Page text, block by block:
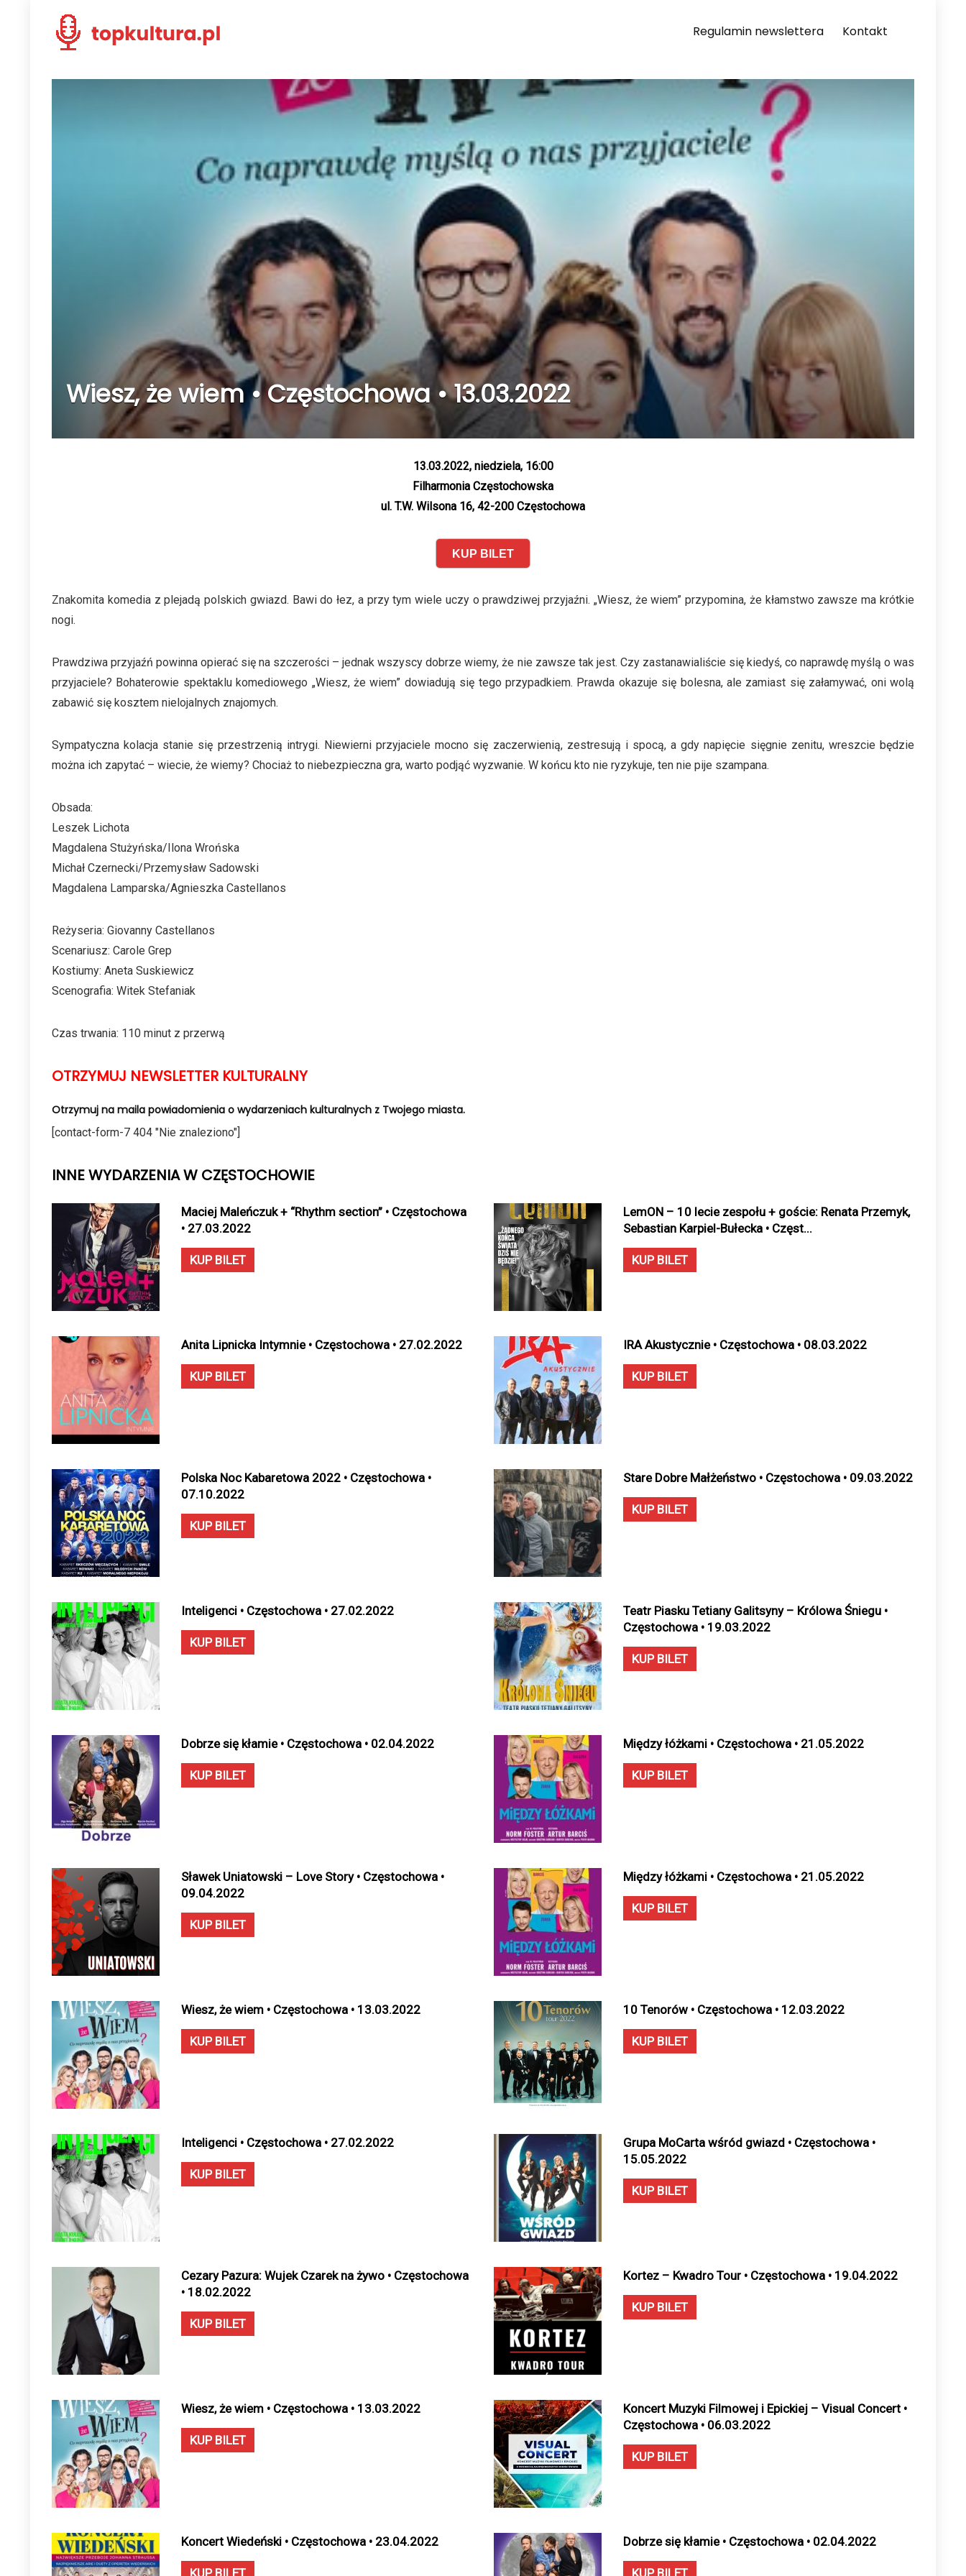
Regulamin newslettera Kontakt
Wiesz, że wiem • Częstochowa • 13.03.2022
13.03.2022, niedziela, 16:00
Filharmonia Częstochowska
ul. T.W. Wilsona 16, 42-200 Częstochowa
KUP BILET
Znakomita komedia z plejadą polskich gwiazd. Bawi do łez, a przy tym wiele uczy o prawdziwej przyjaźni. „Wiesz, że wiem” przypomina, że kłamstwo zawsze ma krótkie
nogi.
Prawdziwa przyjaźń powinna opierać się na szczerości – jednak wszyscy dobrze wiemy, że nie zawsze tak jest. Czy zastanawialiście się kiedyś, co naprawdę myślą o was
przyjaciele? Bohaterowie spektaklu komediowego „Wiesz, że wiem” dowiadują się tego przypadkiem. Prawda okazuje się bolesna, ale zamiast się załamywać, oni wolą
zabawić się kosztem nielojalnych znajomych.
Sympatyczna kolacja stanie się przestrzenią intrygi. Niewierni przyjaciele mocno się zaczerwienią, zestresują i spocą, a gdy napięcie sięgnie zenitu, wreszcie będzie
można ich zapytać – wiecie, że wiemy? Chociaż to niebezpieczna gra, warto podjąć wyzwanie. W końcu kto nie ryzykuje, ten nie pije szampana.
Obsada:
Leszek Lichota
Magdalena Stużyńska/Ilona Wrońska
Michał Czernecki/Przemysław Sadowski
Magdalena Lamparska/Agnieszka Castellanos
Reżyseria: Giovanny Castellanos
Scenariusz: Carole Grep
Kostiumy: Aneta Suskiewicz
Scenografia: Witek Stefaniak
Czas trwania: 110 minut z przerwą
OTRZYMUJ NEWSLETTER KULTURALNY
Otrzymuj na maila powiadomienia o wydarzeniach kulturalnych z Twojego miasta.
[contact-form-7 404 "Nie znaleziono"]
INNE WYDARZENIA W CZĘSTOCHOWIE
Maciej Maleńczuk + “Rhythm section” • Częstochowa
• 27.03.2022
KUP BILET
LemON – 10 lecie zespołu + goście: Renata Przemyk,
Sebastian Karpiel-Bułecka • Częst...
KUP BILET
Anita Lipnicka Intymnie • Częstochowa • 27.02.2022
KUP BILET
IRA Akustycznie • Częstochowa • 08.03.2022
KUP BILET
Polska Noc Kabaretowa 2022 • Częstochowa •
07.10.2022
KUP BILET
Stare Dobre Małżeństwo • Częstochowa • 09.03.2022
KUP BILET
Inteligenci • Częstochowa • 27.02.2022
KUP BILET
Teatr Piasku Tetiany Galitsyny – Królowa Śniegu •
Częstochowa • 19.03.2022
KUP BILET
Dobrze się kłamie • Częstochowa • 02.04.2022
KUP BILET
Między łóżkami • Częstochowa • 21.05.2022
KUP BILET
Sławek Uniatowski – Love Story • Częstochowa •
09.04.2022
KUP BILET
Między łóżkami • Częstochowa • 21.05.2022
KUP BILET
Wiesz, że wiem • Częstochowa • 13.03.2022
KUP BILET
10 Tenorów • Częstochowa • 12.03.2022
KUP BILET
Inteligenci • Częstochowa • 27.02.2022
KUP BILET
Grupa MoCarta wśród gwiazd • Częstochowa •
15.05.2022
KUP BILET
Cezary Pazura: Wujek Czarek na żywo • Częstochowa
• 18.02.2022
KUP BILET
Kortez – Kwadro Tour • Częstochowa • 19.04.2022
KUP BILET
Wiesz, że wiem • Częstochowa • 13.03.2022
KUP BILET
Koncert Muzyki Filmowej i Epickiej – Visual Concert •
Częstochowa • 06.03.2022
KUP BILET
Koncert Wiedeński • Częstochowa • 23.04.2022
KUP BILET
Dobrze się kłamie • Częstochowa • 02.04.2022
KUP BILET